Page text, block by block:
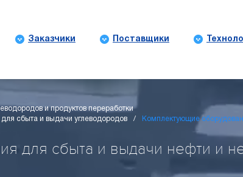
Заказчики Поставщики
и продуктов переработки
сбыта и выдачи углеводородов
Комплектующие
для сбыта и выдачи нефти и